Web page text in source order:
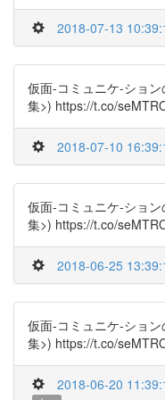
2018-07-13
仮面-コミュニケ-ショ
集>) https://t.co/
2018-07-10
仮面-コミュニケ-ショ
集>) https://t.co/
2018-06-25
仮面-コミュニケ-ショ
集>) https://t.co/
2018-06-20